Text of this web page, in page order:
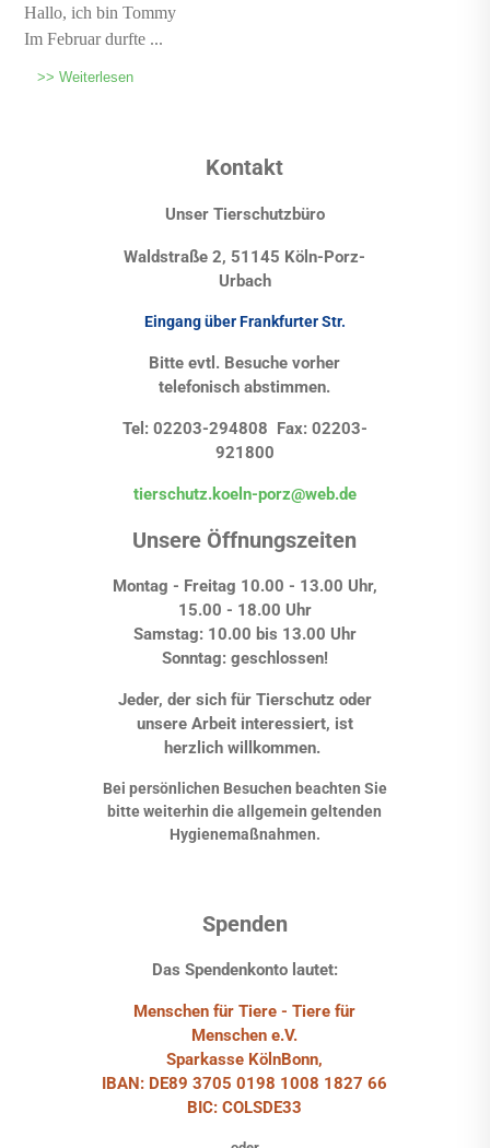
Hallo, ich bin Tommy
Im Februar durfte ...
>> Weiterlesen
Kontakt
Unser Tierschutzbüro
Waldstraße 2, 51145 Köln-Porz-
Urbach
Eingang über Frankfurter Str.
Bitte evtl. Besuche vorher
telefonisch abstimmen.
Tel: 02203-294808 Fax: 02203-
921800
tierschutz.koeln-porz@web.de
Unsere Öffnungszeiten
Montag - Freitag 10.00 - 13.00 Uhr,
15.00 - 18.00 Uhr
Samstag: 10.00 bis 13.00 Uhr
Sonntag: geschlossen!
Jeder, der sich für Tierschutz oder
unsere Arbeit interessiert, ist
herzlich willkommen.
Bei persönlichen Besuchen beachten Sie
bitte weiterhin die allgemein geltenden
Hygienemaßnahmen.
Spenden
Das Spendenkonto lautet:
Menschen für Tiere - Tiere für
Menschen e.V.
Sparkasse KölnBonn,
IBAN: DE89 3705 0198 1008 1827 66
BIC: COLSDE33